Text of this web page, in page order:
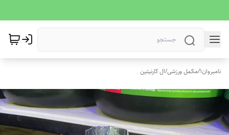
نامبروان1 /مکمل ورزشی/ال کارنیتین